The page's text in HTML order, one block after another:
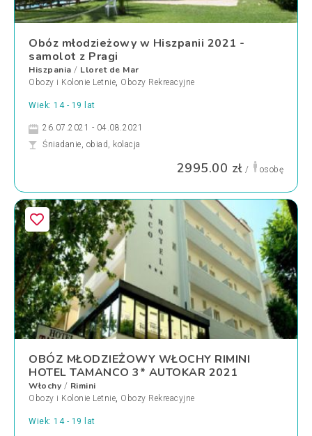
Obóz młodzieżowy w Hiszpanii 2021 -
samolot z Pragi
Hiszpania / Lloret de Mar
Obozy i Kolonie Letnie, Obozy Rekreacyjne
Wiek: 14 - 19 lat
26.07.2021 - 04.08.2021
Śniadanie, obiad, kolacja
2995.00 zł / osobę
OBÓZ MŁODZIEŻOWY WŁOCHY RIMINI
HOTEL TAMANCO 3* AUTOKAR 2021
Włochy / Rimini
Obozy i Kolonie Letnie, Obozy Rekreacyjne
Wiek: 14 - 19 lat